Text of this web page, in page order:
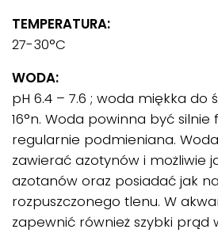
TEMPERATURA:
27-30°C
WODA:
pH 6.4 – 7.6 ; woda miękka do
16°n. Woda powinna być silnie
regularnie podmieniana.
zawierać azotynów i możliwie
azotanów oraz posiadać jak
rozpuszczonego tlenu. W
zapewnić również szybki prąd